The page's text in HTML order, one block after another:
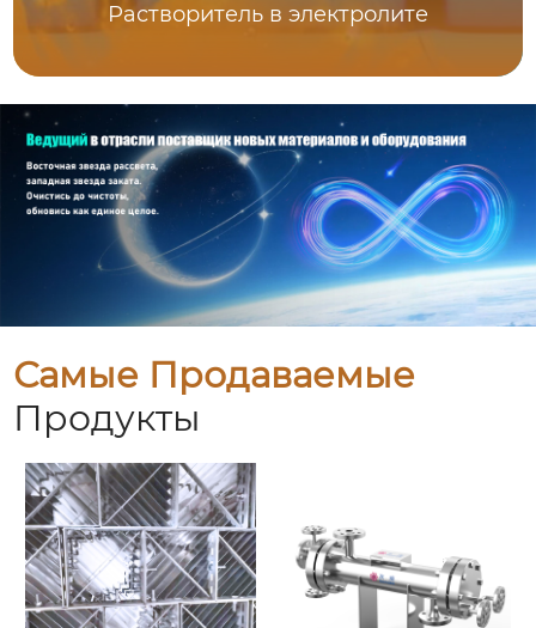
Растворитель в электролите
Самые Продаваемые
Продукты